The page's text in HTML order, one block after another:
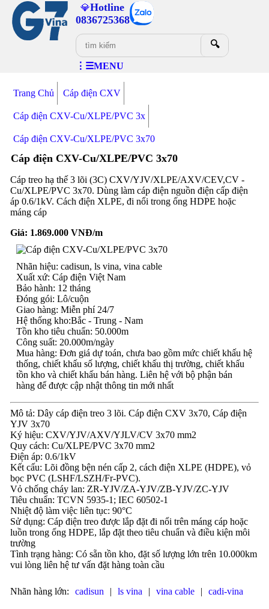
💎Hotline
0836725368
🔍
⋮☰MENU
Trang Chủ Cáp điện CXV
Cáp điện CXV-Cu/XLPE/PVC 3x
Cáp điện CXV-Cu/XLPE/PVC 3x70
Cáp điện CXV-Cu/XLPE/PVC 3x70
Cáp treo hạ thế 3 lõi (3C) CXV/YJV/XLPE/AXV/CEV,CV -
Cu/XLPE/PVC 3x70. Dùng làm cáp điện nguồn điện cấp điện
áp 0.6/1kV. Cách điện XLPE, đi nổi trong ống HDPE hoặc
máng cáp
Giá: 1.869.000VNĐ/m
Nhãn hiệu: cadisun, ls vina, vina cable
Xuất xứ: Cáp điện Việt Nam
Bảo hành: 12 tháng
Đóng gói: Lô/cuộn
Giao hàng: Miễn phí 24/7
Hệ thống kho:Bắc - Trung - Nam
Tồn kho tiêu chuẩn: 50.000m
Công suất: 20.000m/ngày
Mua hàng: Đơn giá dự toán, chưa bao gồm mức chiết khấu hệ
thống, chiết khấu số lượng, chiết khấu thị trường, chiết khấu
tồn kho và chiết khấu bán hàng. Liên hệ với bộ phận bán
hàng để được cập nhật thông tin mới nhất
Mô tả: Dây cáp điện treo 3 lõi. Cáp điện CXV 3x70, Cáp điện
YJV 3x70
Ký hiệu: CXV/YJV/AXV/YJLV/CV 3x70 mm2
Quy cách: Cu/XLPE/PVC 3x70 mm2
Điện áp: 0.6/1kV
Kết cấu: Lõi đồng bện nén cấp 2, cách điện XLPE (HDPE), vỏ
bọc PVC (LSHF/LSZH/Fr-PVC).
Vỏ chống cháy lan: ZR-YJV/ZA-YJV/ZB-YJV/ZC-YJV
Tiêu chuẩn: TCVN 5935-1; IEC 60502-1
Nhiệt độ làm việc liên tục: 90°C
Sử dụng: Cáp điện treo được lắp đặt đi nổi trên máng cáp hoặc
luồn trong ống HDPE, lắp đặt theo tiêu chuẩn và điều kiện môi
trường
Tình trạng hàng: Có sẵn tồn kho, đặt số lượng lớn trên 10.000km
vui lòng liên hệ tư vấn đặt hàng toàn cầu
Nhãn hàng lớn: cadisun | ls vina | vina cable | cadi-vina